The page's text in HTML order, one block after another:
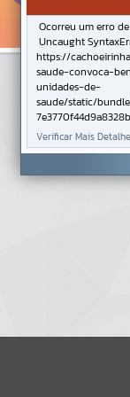
Ocorreu um erro
Uncaught
https://
saude-convoca-
unidades-de-
saude/static/
Verificar Mais